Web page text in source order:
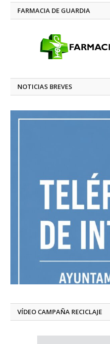
FARMACIA DE GUARDIA
NOTICIAS BREVES
VÍDEO CAMPAÑA RECICLAJE